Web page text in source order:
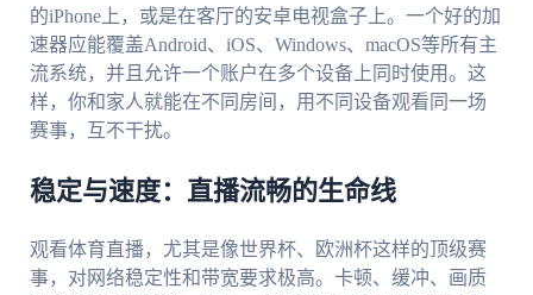
的iPhone上，或是在客厅的安卓电视盒子上。一个好的加
速器应能覆盖Android、iOS、Windows、macOS等所有主
流系统，并且允许一个账户在多个设备上同时使用。这
样，你和家人就能在不同房间，用不同设备观看同一场
赛事，互不干扰。
稳定与速度：直播流畅的生命线
观看体育直播，尤其是像世界杯、欧洲杯这样的顶级赛
事，对网络稳定性和带宽要求极高。卡顿、缓冲、画质